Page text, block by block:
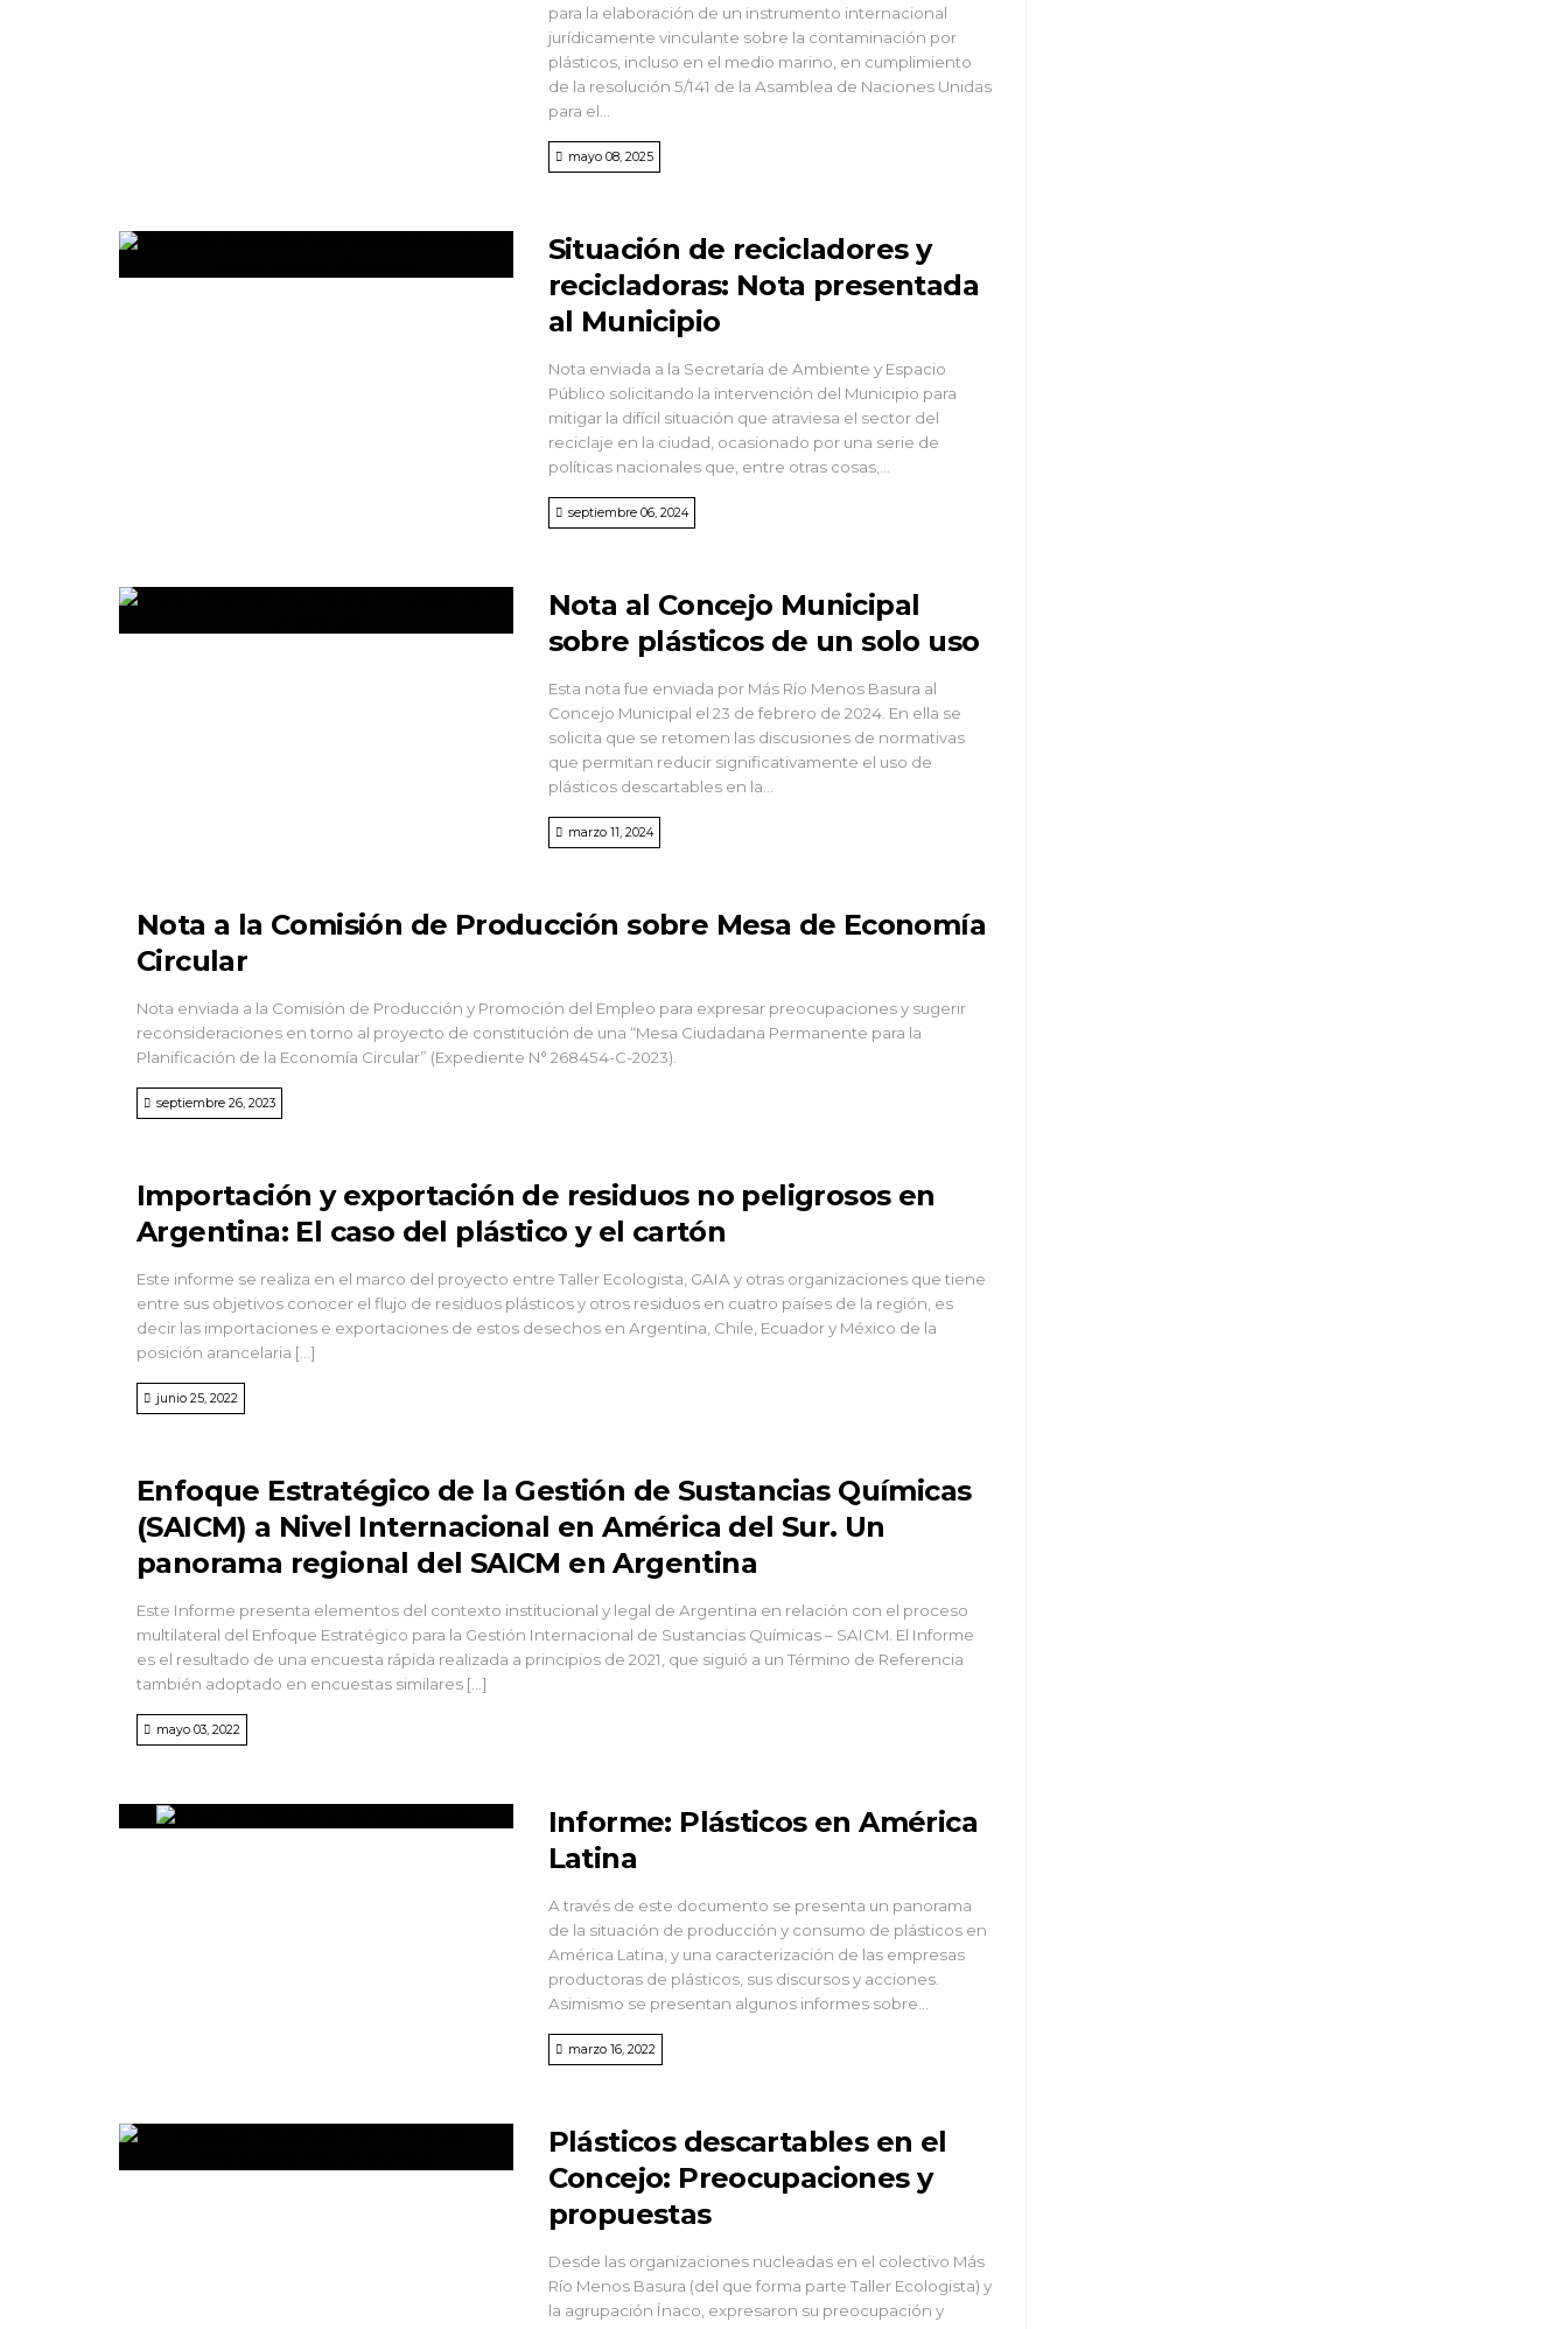
para la elaboración de un instrumento internacional
jurídicamente vinculante sobre la contaminación por
plásticos, incluso en el medio marino, en cumplimiento
de la resolución 5/141 de la Asamblea de Naciones Unidas
para el...
mayo 08, 2025
Situación de recicladores y
recicladoras: Nota presentada
al Municipio
Nota enviada a la Secretaría de Ambiente y Espacio
Público solicitando la intervención del Municipio para
mitigar la difícil situación que atraviesa el sector del
reciclaje en la ciudad, ocasionado por una serie de
políticas nacionales que, entre otras cosas,...
septiembre 06, 2024
Nota al Concejo Municipal
sobre plásticos de un solo uso
Esta nota fue enviada por Más Río Menos Basura al
Concejo Municipal el 23 de febrero de 2024. En ella se
solicita que se retomen las discusiones de normativas
que permitan reducir significativamente el uso de
plásticos descartables en la...
marzo 11, 2024
Nota a la Comisión de Producción sobre Mesa de Economía
Circular
Nota enviada a la Comisión de Producción y Promoción del Empleo para expresar preocupaciones y sugerir
reconsideraciones en torno al proyecto de constitución de una “Mesa Ciudadana Permanente para la
Planificación de la Economía Circular” (Expediente N° 268454-C-2023).
septiembre 26, 2023
Importación y exportación de residuos no peligrosos en
Argentina: El caso del plástico y el cartón
Este informe se realiza en el marco del proyecto entre Taller Ecologista, GAIA y otras organizaciones que tiene
entre sus objetivos conocer el flujo de residuos plásticos y otros residuos en cuatro países de la región, es
decir las importaciones e exportaciones de estos desechos en Argentina, Chile, Ecuador y México de la
posición arancelaria […]
junio 25, 2022
Enfoque Estratégico de la Gestión de Sustancias Químicas
(SAICM) a Nivel Internacional en América del Sur. Un
panorama regional del SAICM en Argentina
Este Informe presenta elementos del contexto institucional y legal de Argentina en relación con el proceso
multilateral del Enfoque Estratégico para la Gestión Internacional de Sustancias Químicas – SAICM. El Informe
es el resultado de una encuesta rápida realizada a principios de 2021, que siguió a un Término de Referencia
también adoptado en encuestas similares […]
mayo 03, 2022
Informe: Plásticos en América
Latina
A través de este documento se presenta un panorama
de la situación de producción y consumo de plásticos en
América Latina, y una caracterización de las empresas
productoras de plásticos, sus discursos y acciones.
Asimismo se presentan algunos informes sobre...
marzo 16, 2022
Plásticos descartables en el
Concejo: Preocupaciones y
propuestas
Desde las organizaciones nucleadas en el colectivo Más
Río Menos Basura (del que forma parte Taller Ecologista) y
la agrupación Ínaco, expresaron su preocupación y